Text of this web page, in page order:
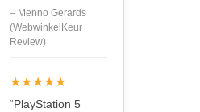
– Menno Gerards
(WebwinkelKeur
Review)
★★★★★
“PlayStation 5